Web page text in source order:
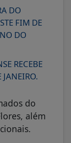
DO
FIM DE
DO
RECEBE
JANEIRO.
do
além